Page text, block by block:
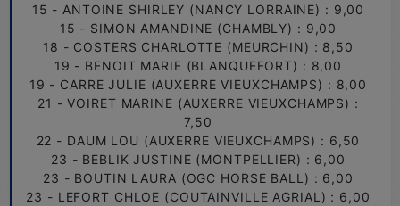
15 - ANTOINE SHIRLEY (NANCY LORRAINE) : 9,00
15 - SIMON AMANDINE (CHAMBLY) : 9,00
18 - COSTERS CHARLOTTE (MEURCHIN) : 8,50
19 - BENOIT MARIE (BLANQUEFORT) : 8,00
19 - CARRE JULIE (AUXERRE VIEUXCHAMPS) : 8,00
21 - VOIRET MARINE (AUXERRE VIEUXCHAMPS) :
7,50
22 - DAUM LOU (AUXERRE VIEUXCHAMPS) : 6,50
23 - BEBLIK JUSTINE (MONTPELLIER) : 6,00
23 - BOUTIN LAURA (OGC HORSE BALL) : 6,00
23 - LEFORT CHLOE (COUTAINVILLE AGRIAL) : 6,00